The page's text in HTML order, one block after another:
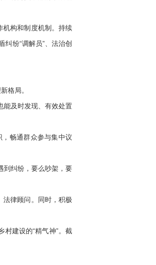
构和制度机制。持续
纷“调解员”、法治创
格局。
能及时发现、有效处置
畅通群众参与集中议
到纠纷，要么吵架，要
律顾问。同时，积极
建设的“精气神”。截